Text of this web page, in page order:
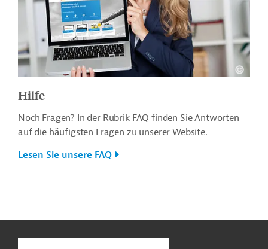
Hilfe
Noch Fragen? In der Rubrik FAQ finden Sie Antworten
auf die häufigsten Fragen zu unserer Website.
Lesen Sie unsere FAQ